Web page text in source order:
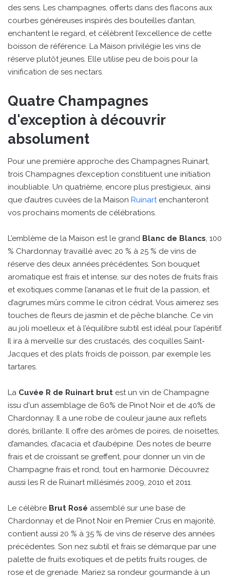
des sens. Les champagnes, offerts dans des flacons aux
courbes généreuses inspirés des bouteilles d’antan,
enchantent le regard, et célèbrent l’excellence de cette
boisson de référence. La Maison privilégie les vins de
réserve plutôt jeunes. Elle utilise peu de bois pour la
vinification de ses nectars.
Quatre Champagnes
d'exception à découvrir
absolument
Pour une première approche des Champagnes Ruinart,
trois Champagnes d’exception constituent une initiation
inoubliable. Un quatrième, encore plus prestigieux, ainsi
que d’autres cuvées de la Maison Ruinartenchanteront
vos prochains moments de célébrations.
L’emblème de la Maison est le grand Blanc de Blancs, 100
% Chardonnay travaillé avec 20 % à 25 % de vins de
réserve des deux années précédentes. Son bouquet
aromatique est frais et intense, sur des notes de fruits frais
et exotiques comme l’ananas et le fruit de la passion, et
d’agrumes mûrs comme le citron cédrat. Vous aimerez ses
touches de fleurs de jasmin et de pêche blanche. Ce vin
au joli moelleux et à l’équilibre subtil est idéal pour l’apéritif.
Il ira à merveille sur des crustacés, des coquilles Saint-
Jacques et des plats froids de poisson, par exemple les
tartares.
La Cuvée R de Ruinart brut est un vin de Champagne
issu d'un assemblage de 60% de Pinot Noir et de 40% de
Chardonnay. Il a une robe de couleur jaune aux reflets
dorés, brillante. Il offre des arômes de poires, de noisettes,
d’amandes, d’acacia et d’aubépine. Des notes de beurre
frais et de croissant se greffent, pour donner un vin de
Champagne frais et rond, tout en harmonie. Découvrez
aussi les R de Ruinart millésimés 2009, 2010 et 2011.
Le célèbre Brut Rosé assemblé sur une base de
Chardonnay et de Pinot Noir en Premier Crus en majorité,
contient aussi 20 % à 35 % de vins de réserve des années
précédentes. Son nez subtil et frais se démarque par une
palette de fruits exotiques et de petits fruits rouges, de
rose et de grenade. Mariez sa rondeur gourmande à un